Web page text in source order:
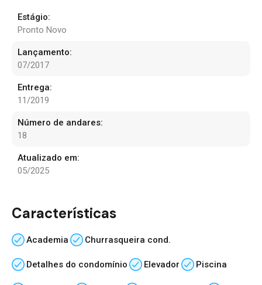
Estágio:
Pronto Novo
Lançamento:
07/2017
Entrega:
11/2019
Número de andares:
18
Atualizado em:
05/2025
Características
Academia Churrasqueira cond.
Detalhes do condomínio Elevador Piscina